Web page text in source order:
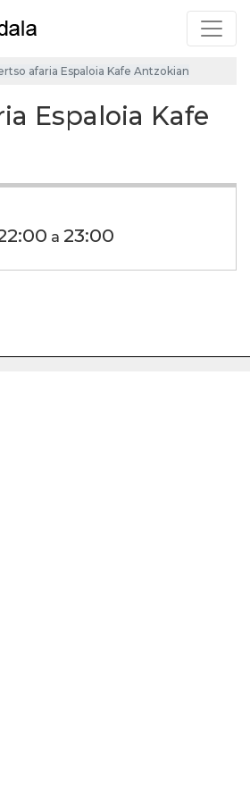
afaria Espaloia Kafe Antzokian
Espaloia Kafe
a 23:00